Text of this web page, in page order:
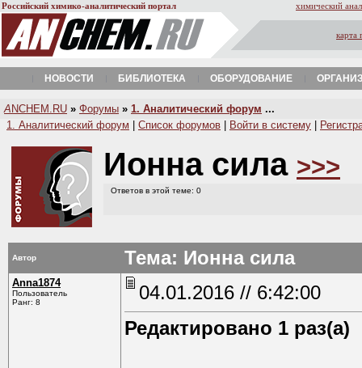
Российский химико-аналитический портал химический
карта
НОВОСТИ БИБЛИОТЕКА ОБОРУДОВАНИЕ
A NCHEM.RU » Форумы » 1. Аналитический форум ...
1. Аналитический форум
Список форумов Войти в систему
Ионна сила >>>
Ответов в этой теме: 0
Автор Тема: Ионна сила
Anna1874
Пользователь
Ранг: 8
04.01.2016 // 6:42:00
Редактировано 1 раз(а)